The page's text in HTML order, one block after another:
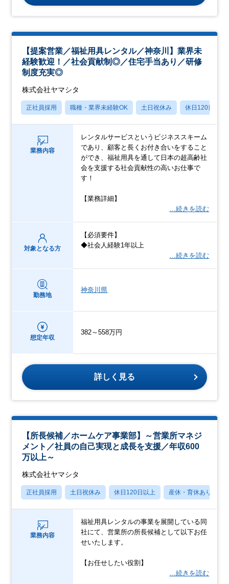
【提案営業／福祉用具レンタル／神奈川】業界未
経験歓迎！／社会貢献制◎／住宅手当あり／研修
制度充実◎
株式会社ヤマシタ
正社員採用 職種・業界未経験OK 土日祝休み 休日120日以上
業務内容
レンタルサービスというビジネススキーム
であり、顧客と長くお付き合いをすること
ができ、福祉用具を通して日本の超高齢社
会を支援する社会貢献性の高いお仕事で
す！
【業務詳細】
…続きを読む
対象となる方
【必須要件】
◆社会人経験1年以上
…続きを読む
勤務地
神奈川県
想定年収
382～558万円
詳しく見る
【所長候補／ホームケア事業部】～営業所マネジ
メント／社員の自己実現と成長を支援／年収600
万以上～
株式会社ヤマシタ
正社員採用 土日祝休み 休日120日以上 産休・育休あり
業務内容
福祉用具レンタルの事業を展開している同
社にて、営業所の所長候補として以下お任
せいたします。
【お任せしたい役割】
…続きを読む